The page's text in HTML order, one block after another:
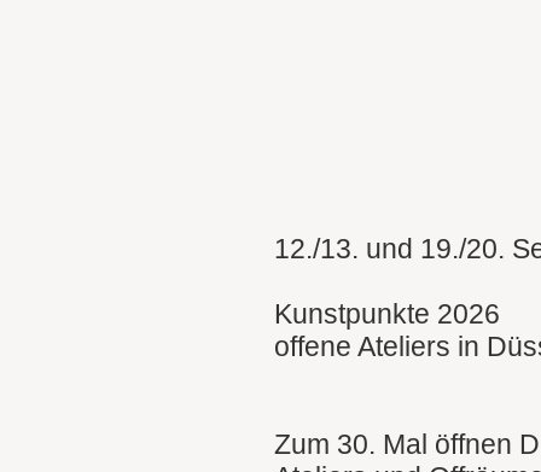
12./13. und 19./20.
Kunstpunkte 2026
offene Ateliers in
Zum 30. Mal öffnen